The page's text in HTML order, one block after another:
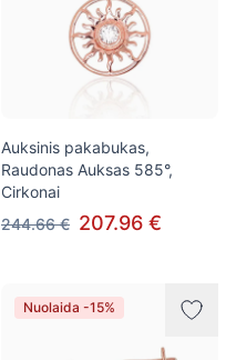
Auksinis pakabukas,
Raudonas Auksas 585°,
Cirkonai
244.66 € 207.96 €
Nuolaida -15%